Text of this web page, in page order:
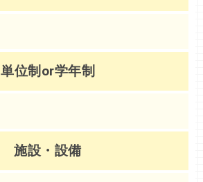
単位制or学年制
施設・設備